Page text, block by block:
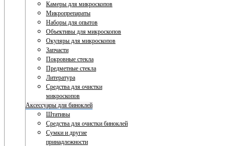
Камеры для микроскопов
Микропрепараты
Наборы для опытов
Объективы для микроскопов
Окуляры для микроскопов
Запчасти
Покровные стекла
Предметные стекла
Литература
Средства для очистки
микроскопов
Аксессуары для биноклей
Штативы
Средства для очистки биноклей
Сумки и другие
принадлежности